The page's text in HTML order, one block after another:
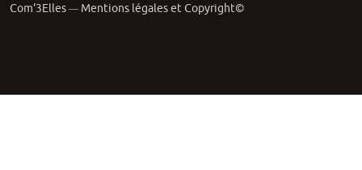
Com'3Elles— Mentions légales et Copyright©